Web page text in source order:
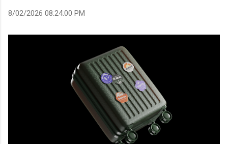
8/02/2026 08:24:00 PM